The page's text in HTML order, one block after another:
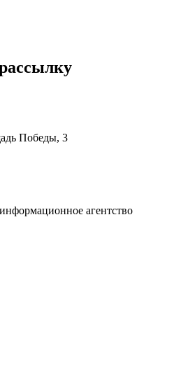
Победы, 3
агентство